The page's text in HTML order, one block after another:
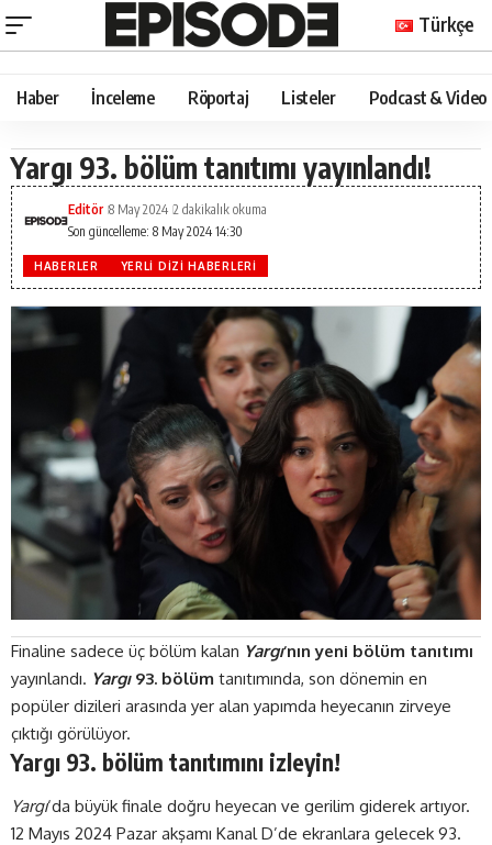
Türkçe
Haber İnceleme Röportaj Listeler Podcast & Video
Yargı 93. bölüm tanıtımı yayınlandı!
Son güncelleme: 8 May 2024 14:30
Editör 8 May 2024 2 dakikalık okuma
HABERLER YERLI DIZI HABERLERI
Finaline sadece üç bölüm kalan Yargı‘nın yeni bölüm tanıtımı
yayınlandı. Yargı93. bölüm tanıtımında, son dönemin en
popüler dizileri arasında yer alan yapımda heyecanın zirveye
çıktığı görülüyor.
Yargı 93. bölüm tanıtımını izleyin!
Yargı‘da büyük finale doğru heyecan ve gerilim giderek artıyor.
12 Mayıs 2024 Pazar akşamı Kanal D’de ekranlara gelecek 93.